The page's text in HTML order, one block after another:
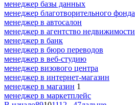
менеджер базы данных
менеджер благотворительного фонда
менеджер в автосалон
менеджер в агентство недвижимости
менеджер в банк
менеджер в бюро переводов
менеджер в веб-студию
менеджер визового центра
менеджер в интернет-магазин
менеджер в магазин 1
менеджер в маркетплейс